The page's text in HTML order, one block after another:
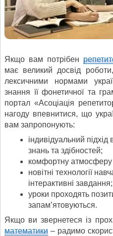
Якщо вам потрібен
має великий досвід
лексичними нормами
знання її фонетичної та
портал «Асоціація
нагоду впевнитися, що
вам запропонують:
індивідуальний
знань та здібностей;
комфортну атмосферу
новітні технології
інтерактивні завдання;
уроки проходять
запам’ятовуються.
Якщо ви звернетеся із
математики – радимо